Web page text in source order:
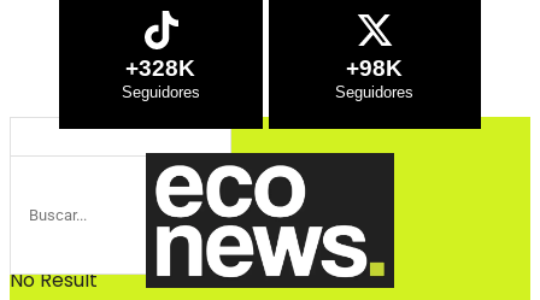
Bosques
No Result
Océanos
Bosques
+328K +98K